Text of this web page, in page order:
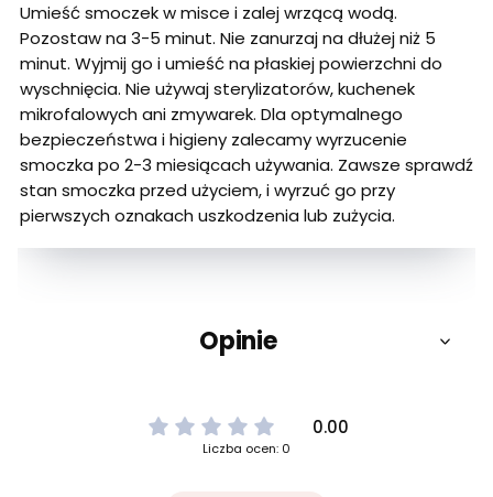
Umieść smoczek w misce i zalej wrzącą wodą.
Pozostaw na 3-5 minut. Nie zanurzaj na dłużej niż 5
minut. Wyjmij go i umieść na płaskiej powierzchni do
wyschnięcia. Nie używaj sterylizatorów, kuchenek
mikrofalowych ani zmywarek. Dla optymalnego
bezpieczeństwa i higieny zalecamy wyrzucenie
smoczka po 2-3 miesiącach używania. Zawsze sprawdź
stan smoczka przed użyciem, i wyrzuć go przy
pierwszych oznakach uszkodzenia lub zużycia.
Opinie
0.00
Liczba ocen: 0